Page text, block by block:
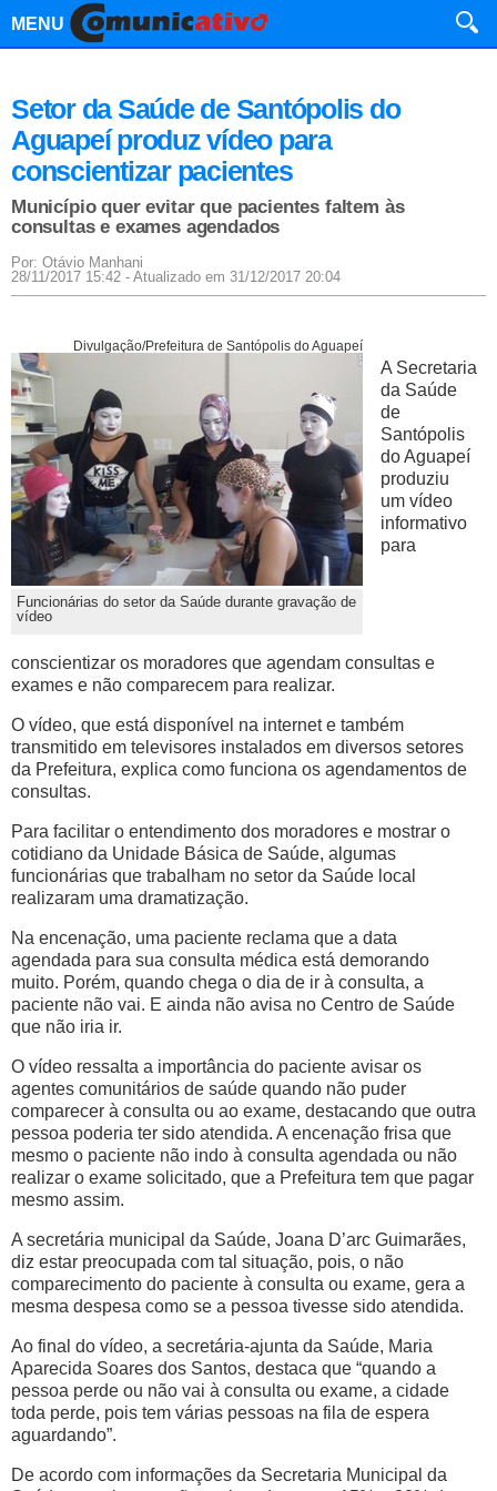
MENU
Setor da Saúde de Santópolis do
Aguapeí produz vídeo para
conscientizar pacientes
Município quer evitar que pacientes faltem às
consultas e exames agendados
Por: Otávio Manhani
28/11/2017 15:42 - Atualizado em 31/12/2017 20:04
Divulgação/Prefeitura de Santópolis do Aguapeí
Funcionárias do setor da Saúde durante gravação de
vídeo
A Secretaria
da Saúde
de
Santópolis
do Aguapeí
produziu
um vídeo
informativo
para
conscientizar os moradores que agendam consultas e
exames e não comparecem para realizar.
O vídeo, que está disponível na internet e também
transmitido em televisores instalados em diversos setores
da Prefeitura, explica como funciona os agendamentos de
consultas.
Para facilitar o entendimento dos moradores e mostrar o
cotidiano da Unidade Básica de Saúde, algumas
funcionárias que trabalham no setor da Saúde local
realizaram uma dramatização.
Na encenação, uma paciente reclama que a data
agendada para sua consulta médica está demorando
muito. Porém, quando chega o dia de ir à consulta, a
paciente não vai. E ainda não avisa no Centro de Saúde
que não iria ir.
O vídeo ressalta a importância do paciente avisar os
agentes comunitários de saúde quando não puder
comparecer à consulta ou ao exame, destacando que outra
pessoa poderia ter sido atendida. A encenação frisa que
mesmo o paciente não indo à consulta agendada ou não
realizar o exame solicitado, que a Prefeitura tem que pagar
mesmo assim.
A secretária municipal da Saúde, Joana D’arc Guimarães,
diz estar preocupada com tal situação, pois, o não
comparecimento do paciente à consulta ou exame, gera a
mesma despesa como se a pessoa tivesse sido atendida.
Ao final do vídeo, a secretária-ajunta da Saúde, Maria
Aparecida Soares dos Santos, destaca que “quando a
pessoa perde ou não vai à consulta ou exame, a cidade
toda perde, pois tem várias pessoas na fila de espera
aguardando”.
De acordo com informações da Secretaria Municipal da